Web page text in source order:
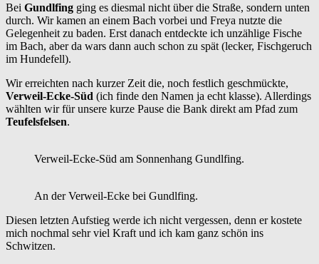
Bei Gundlfing ging es diesmal nicht über die Straße, sondern unten
durch. Wir kamen an einem Bach vorbei und Freya nutzte die
Gelegenheit zu baden. Erst danach entdeckte ich unzählige Fische
im Bach, aber da wars dann auch schon zu spät (lecker, Fischgeruch
im Hundefell).
Wir erreichten nach kurzer Zeit die, noch festlich geschmückte,
Verweil-Ecke-Süd (ich finde den Namen ja echt klasse). Allerdings
wählten wir für unsere kurze Pause die Bank direkt am Pfad zum
Teufelsfelsen.
Verweil-Ecke-Süd am Sonnenhang Gundlfing.
An der Verweil-Ecke bei Gundlfing.
Diesen letzten Aufstieg werde ich nicht vergessen, denn er kostete
mich nochmal sehr viel Kraft und ich kam ganz schön ins
Schwitzen.